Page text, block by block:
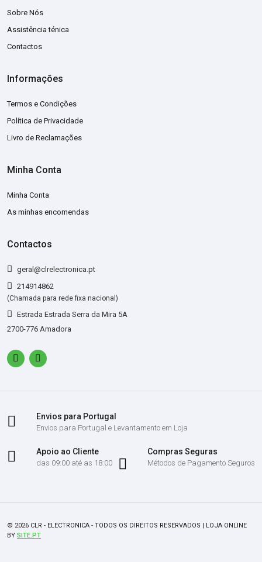
Sobre Nós
Assistência ténica
Contactos
Informações
Termos e Condições
Política de Privacidade
Livro de Reclamações
Minha Conta
Minha Conta
As minhas encomendas
Contactos
geral@clrelectronica.pt
214914862
(Chamada para rede fixa nacional)
Estrada Estrada Serra da Mira 5A
2700-776 Amadora
Envios para Portugal
Envios para Portugal e Levantamento em Loja
Apoio ao Cliente
das 09:00 até as 18:00
Compras Seguras
Métodos de Pagamento Seguros
© 2026 CLR - ELECTRONICA - TODOS OS DIREITOS RESERVADOS | LOJA ONLINE
BY SITE.PT